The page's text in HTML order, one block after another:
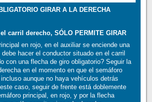
GIRAR A LA DERECHA
carril derecho, SÓLO PERMITE GIRAR
en rojo, en el auxiliar se enciende una
hacer el conductor situado en el carril
con una flecha de giro obligatorio? Seguir la
en el momento en que el semáforo
aunque no haya vehículos detrás
caso, seguir de frente está doblemente
principal, en rojo, y por la flecha